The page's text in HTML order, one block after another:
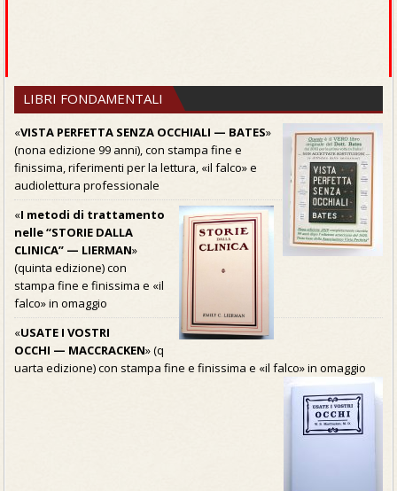
LIBRI FONDAMENTALI
«VISTA PERFETTA SENZA OCCHIALI — BATES»
(nona edizione 99 anni), con stampa fine e
finissima, riferimenti per la lettura, «il falco» e
audiolettura professionale
«I metodi di trattamento
nelle “STORIE DALLA
CLINICA” — LIERMAN»
(quinta edizione) con
stampa fine e finissima e «il
falco» in omaggio
«USATE I VOSTRI
OCCHI — MACCRACKEN» (q
uarta edizione) con stampa fine e finissima e «il falco» in omaggio